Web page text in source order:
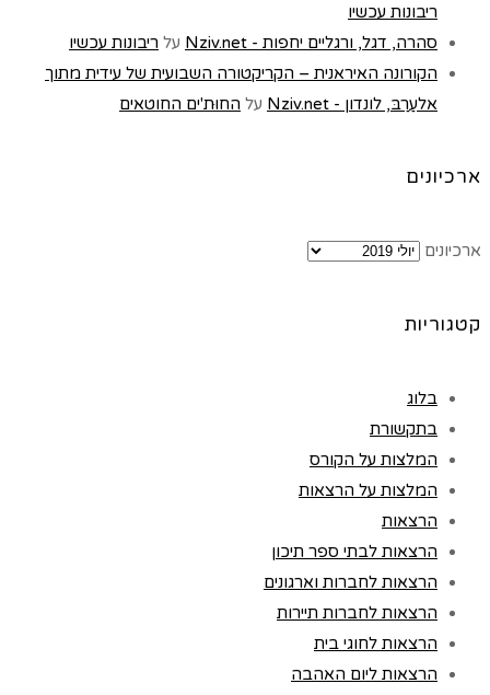
ריבונות עכשיו
סהרה, דגל, ורגליים יחפות - Nziv.net
על ריבונות עכשיו
הקורונה האיראנית – הקריקטורה השבועית של עידית מתוך
אלעַרַבּ, לונדון - Nziv.net
על החוּת'ים החוטאים
ארכיונים
ארכיונים
קטגוריות
בלוג
בתקשורת
המלצות על הקורס
המלצות על הרצאות
הרצאות
הרצאות לבתי ספר תיכון
הרצאות לחברות וארגונים
הרצאות לחברות תיירות
הרצאות לחוגי בית
הרצאות ליום האהבה